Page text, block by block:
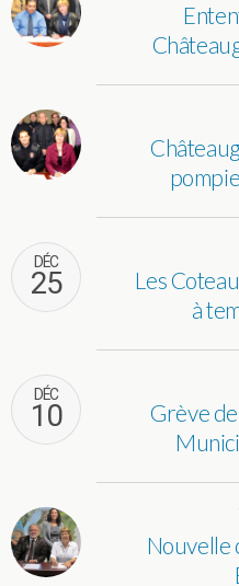
DÉC
25
Les
à
DÉC
10
Grève
Nouvelle